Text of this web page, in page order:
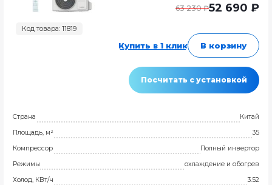
Код товара: 11819
63 230 ₽52 690 ₽
Купить в 1 клик В корзину
Посчитать с установкой
Страна
Китай
Площадь, м²
35
Компрессор
Полный инвертор
Режимы
охлаждение и обогрев
Холод, КВт/ч
3.52